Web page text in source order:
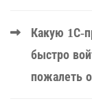
Какую 1С-
быстро
пожалеть